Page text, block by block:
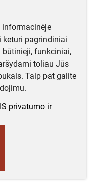
informacinėje
keturi pagrindiniai
būtinieji, funkciniai,
toliau Jūs
Taip pat galite
privatumo ir